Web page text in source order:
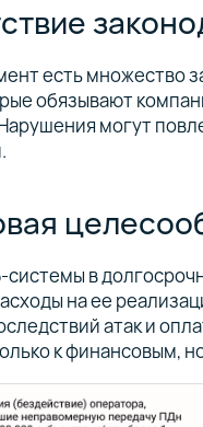
есть множество
обязывают
могут
в
на ее
атак и
к финансовым,